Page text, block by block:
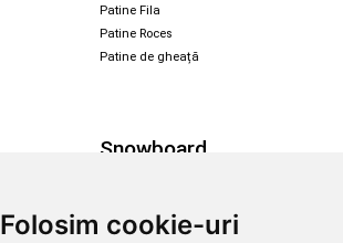
Folosim cookie-uri
Patine Fila
Patine Roces
Patine de gheață
Snowboard
Legături Rome SDS